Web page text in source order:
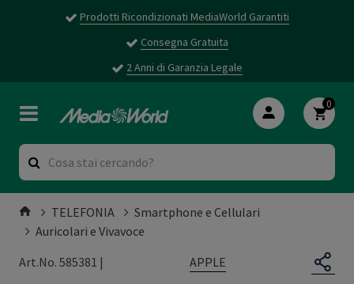
Prodotti Ricondizionati MediaWorld Garantiti
Consegna Gratuita
2 Anni di Garanzia Legale
0
TELEFONIA
Smartphone e Cellulari
Auricolari e Vivavoce
Art.No. 585381 |
APPLE